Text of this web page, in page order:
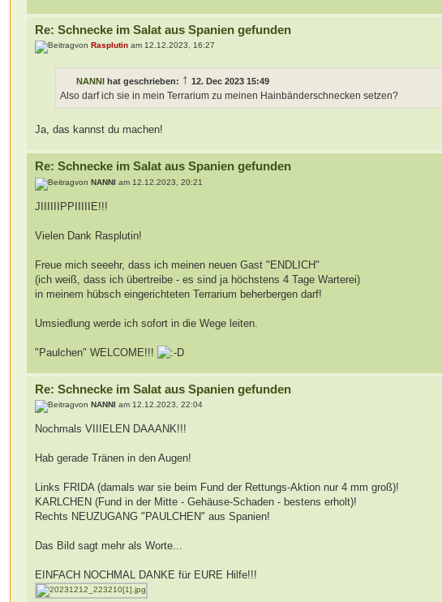
Re: Schnecke im Salat aus Spanien gefunden
vonRasplutin am 12.12.2023, 16:27
NANNI hat geschrieben: ↑ 12. Dec 2023 15:49
Also darf ich sie in mein Terrarium zu meinen Hainbänderschnecken setzen?
Ja, das kannst du machen!
Re: Schnecke im Salat aus Spanien gefunden
vonNANNI am 12.12.2023, 20:21
JIIIIIIPPIIIIIE!!!
Vielen Dank Rasplutin!
Freue mich seeehr, dass ich meinen neuen Gast "ENDLICH"
(ich weiß, dass ich übertreibe - es sind ja höchstens 4 Tage Warterei)
in meinem hübsch eingerichteten Terrarium beherbergen darf!
Umsiedlung werde ich sofort in die Wege leiten.
"Paulchen" WELCOME!!!
Re: Schnecke im Salat aus Spanien gefunden
von NANNI am 12.12.2023, 22:04
Nochmals VIIIELEN DAAANK!!!
Hab gerade Tränen in den Augen!
Links FRIDA (damals war sie beim Fund der Rettungs-Aktion nur 4 mm groß)!
KARLCHEN (Fund in der Mitte - Gehäuse-Schaden - bestens erholt)!
Rechts NEUZUGANG "PAULCHEN" aus Spanien!
Das Bild sagt mehr als Worte...
EINFACH NOCHMAL DANKE für EURE Hilfe!!!